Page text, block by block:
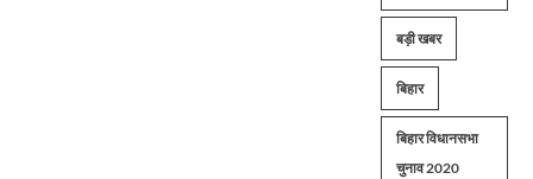
बड़ी खबर
बिहार
बिहार विधानसभा
चुनाव 2020